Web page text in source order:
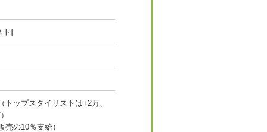
ト]
トップスタイリストは+2万、
売の10％支給）